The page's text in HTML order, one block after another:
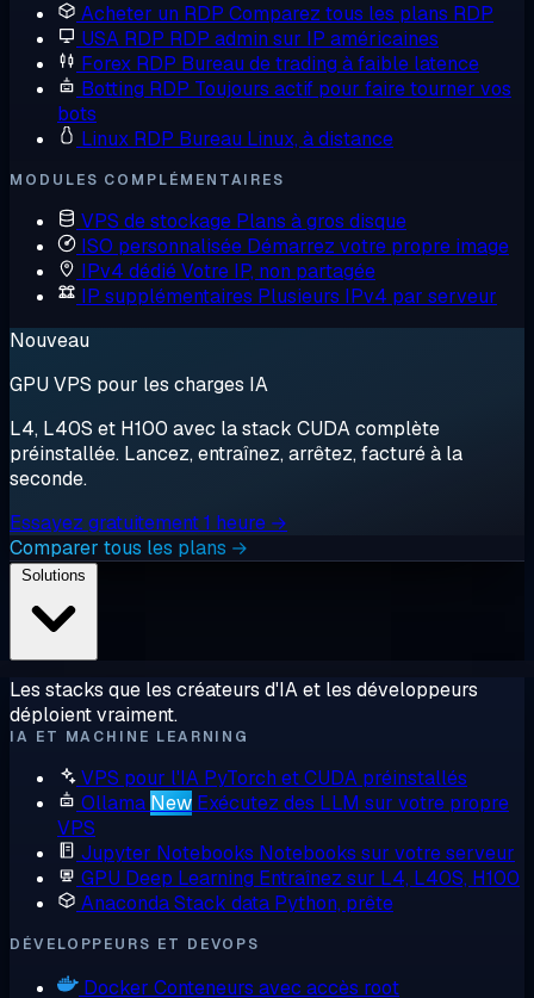
Acheter un RDP Comparez tous les plans RDP
USA RDP RDP admin sur IP américaines
Forex RDP Bureau de trading à faible latence
Botting RDP Toujours actif pour faire tourner vos
bots
Linux RDP Bureau Linux, à distance
MODULES COMPLÉMENTAIRES
VPS de stockage Plans à gros disque
ISO personnalisée Démarrez votre propre image
IPv4 dédiéVotre IP, non partagée
IP supplémentaires Plusieurs IPv4 par serveur
Nouveau
GPU VPS pour les charges IA
L4, L40S et H100 avec la stack CUDA complète
préinstallée. Lancez, entraînez, arrêtez, facturé à la
seconde.
Essayez gratuitement 1 heure →
Comparer tous les plans →
Les stacks que les créateurs d'IA et les développeurs
déploient vraiment.
IA ET MACHINE LEARNING
VPS pour l'IA PyTorch et CUDA préinstallés
Ollama New Exécutez des LLM sur votre propre
VPS
Jupyter Notebooks Notebooks sur votre serveur
GPU Deep Learning Entraînez sur L4, L40S, H100
AnacondaStack data Python, prête
DÉVELOPPEURS ET DEVOPS
Docker Conteneurs avec accès root